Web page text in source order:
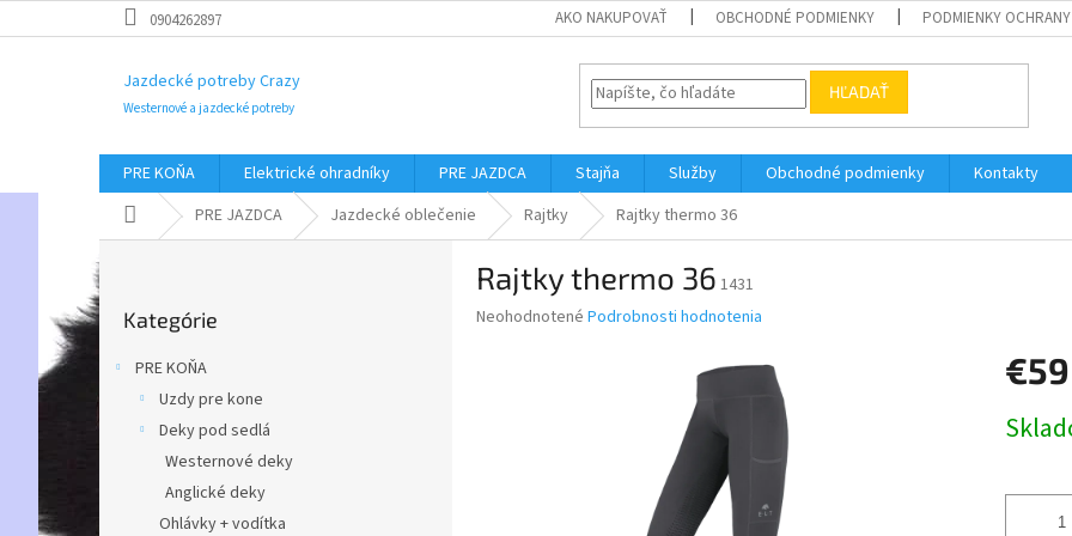
na
0904262897 AKO NAKUPOVAŤ OBCHODNÉ PODMIENKY PODMIENKY OCHRANY
Jazdecké potreby Crazy
Westernové a jazdecké potreby
HĽADAŤ
PRE KOŇA Elektrické ohradníky PRE JAZDCA Stajňa Služby Obchodné podmienky
Kontakty
DomovPRE JAZDCA Jazdecké oblečenie Rajtky Rajtky thermo 36
o
č
n
kategórie
Kategórie
PRE KOŇA
Uzdy pre kone
Deky pod sedlá
Westernové deky
Anglické deky
Ohlávky + vodítka
Rajtky thermo 36 1431
Priemerné
Neohodnotené Podrobnosti hodnotenia
€59
cena: